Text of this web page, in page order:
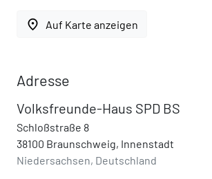
place Auf Karte anzeigen
Adresse
Volksfreunde-Haus SPD BS
Schloßstraße 8
38100 Braunschweig, Innenstadt
Niedersachsen, Deutschland